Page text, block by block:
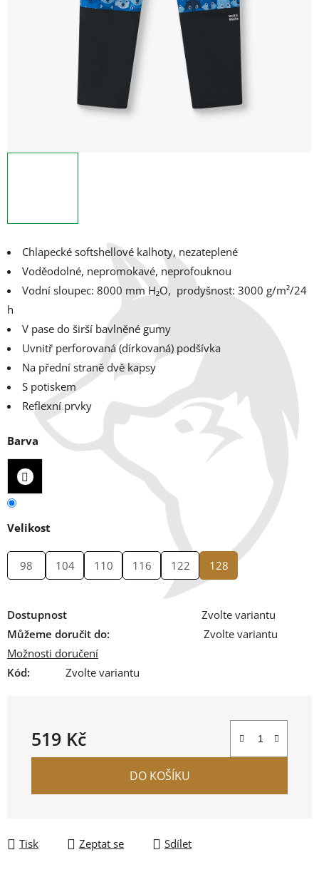
Chlapecké softshellové kalhoty, nezateplené
Voděodolné, nepromokavé, neprofouknou
Vodní sloupec: 8000 mm H₂O, prodyšnost: 3000 g/m²/24
h
V pase do širší bavlněné gumy
Uvnitř perforovaná (dírkovaná) podšívka
Na přední straně dvě kapsy
S potiskem
Reflexní prvky
Barva
Velikost
98 104 110 116 122 128
Dostupnost
Zvolte variantu
Můžeme doručit do:
Zvolte variantu
Možnosti doručení
Kód:
Zvolte variantu
519 Kč
Měrná cena:
DO KOŠÍKU
Tisk Zeptat se Sdílet